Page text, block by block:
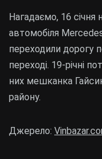
Нагадаємо, 16 січня
автомобіля
переходили дорогу
переході. 19-річні
них мешканка
району.
Джерело: